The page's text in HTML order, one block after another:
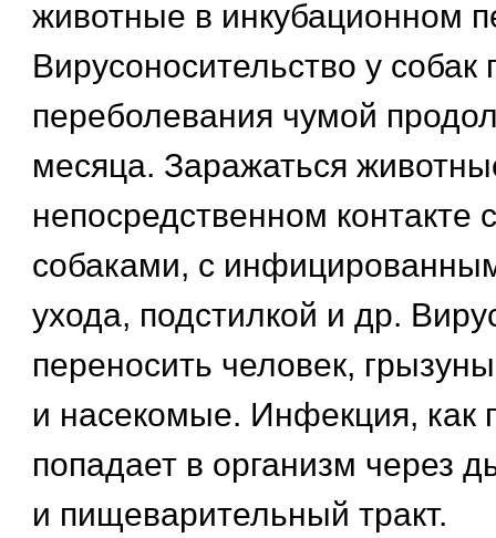
животные в инкубационном
Вирусоносительство у собак
переболевания чумой
месяца. Заражаться
непосредственном контакте
собаками, с
ухода, подстилкой и др.
переносить человек,
и насекомые. Инфекция, как
попадает в организм через
и пищеварительный тракт.